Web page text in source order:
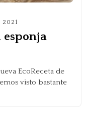
2021
esponja
EcoReceta de
visto bastante